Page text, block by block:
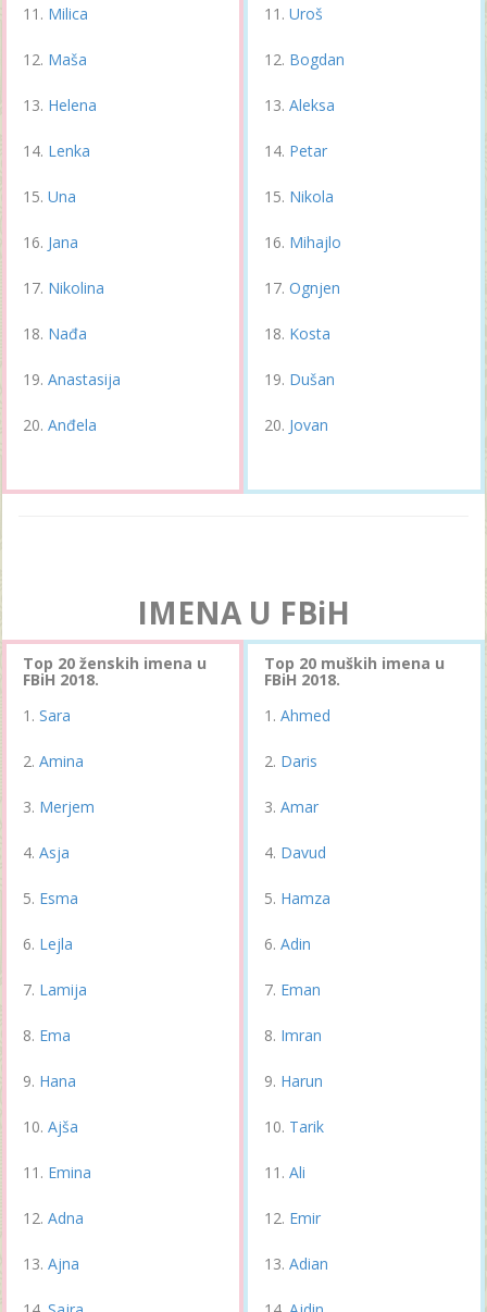
Milica
Maša
Helena
Lenka
Una
Jana
Nikolina
Nađa
Anastasija
Anđela
Uroš
Bogdan
Aleksa
Petar
Nikola
Mihajlo
Ognjen
Kosta
Dušan
Jovan
IMENA U FBiH
Top 20 ženskih imena u
FBiH 2018.
Sara
Amina
Merjem
Asja
Esma
Lejla
Lamija
Ema
Hana
Ajša
Emina
Adna
Ajna
Top 20 muških imena u
FBiH 2018.
Ahmed
Daris
Amar
Davud
Hamza
Adin
Eman
Imran
Harun
Tarik
Ali
Emir
Adian